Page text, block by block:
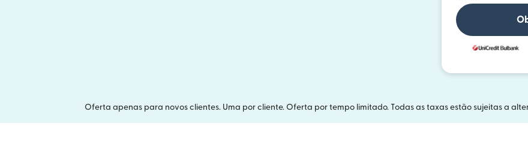
Oferta apenas para novos clientes. Uma por cliente. Oferta por tempo limitado. Todas as taxas estão sujeitas a